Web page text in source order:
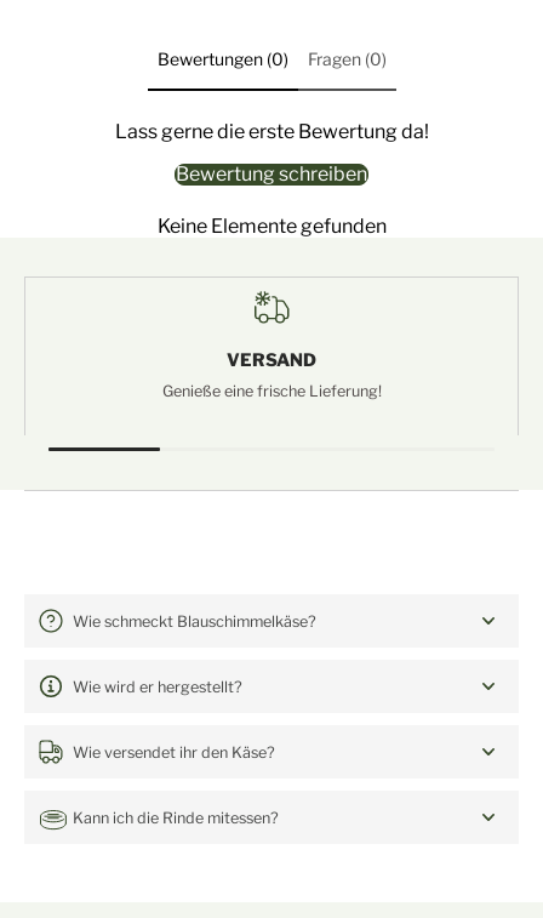
Bewertungen (0) Fragen (0)
Lass gerne die erste Bewertung da!
Bewertung schreiben
Keine Elemente gefunden
VERSAND
Genieße eine frische Lieferung!
Wie schmeckt Blauschimmelkäse?
Wie wird er hergestellt?
Wie versendet ihr den Käse?
Kann ich die Rinde mitessen?